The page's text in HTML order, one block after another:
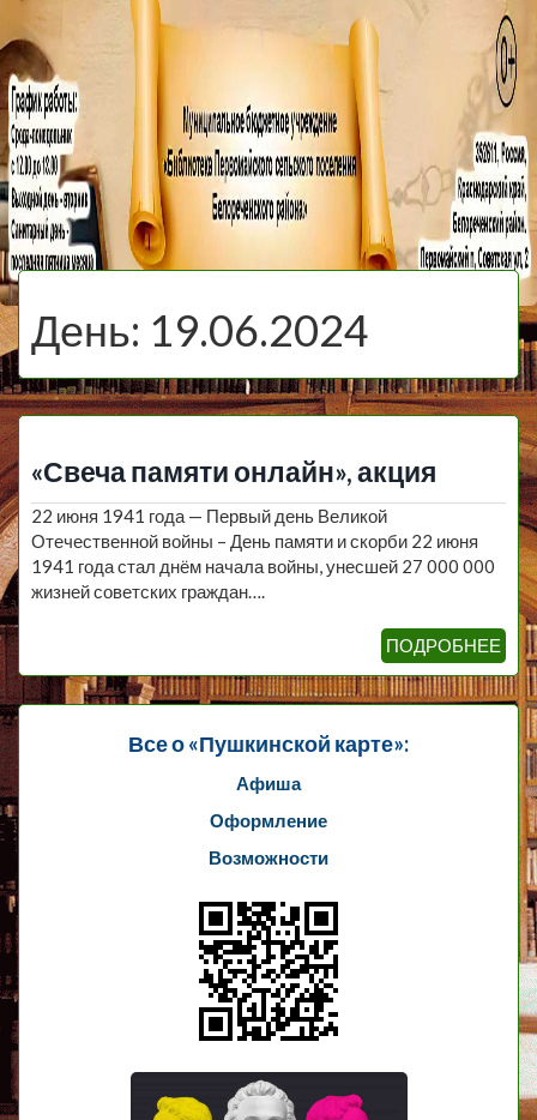
МБУ Библиотека
Первомайского
Сельского
Поселения
День: 19.06.2024
«Свеча памяти онлайн», акция
22 июня 1941 года — Первый день Великой
Отечественной войны – День памяти и скорби 22 июня
1941 года стал днём начала войны, унесшей 27 000 000
жизней советских граждан….
ПОДРОБНЕЕ
Все о «Пушкинской карте»:
Афиша
Оформление
Возможности